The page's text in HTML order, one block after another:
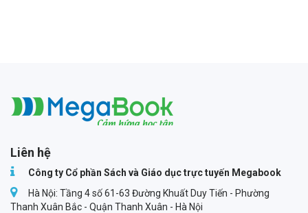
Liên hệ
Công ty Cổ phần Sách và Giáo dục trực tuyến Megabook
Hà Nội: Tầng 4 số 61-63 Đường Khuất Duy Tiến - Phường
Thanh Xuân Bắc - Quận Thanh Xuân - Hà Nội